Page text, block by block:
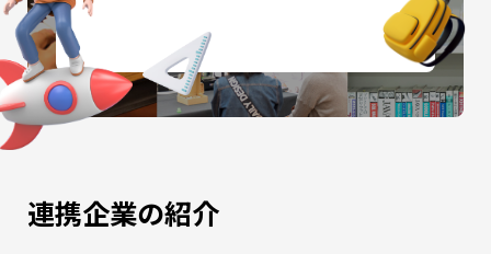
連携企業の紹介